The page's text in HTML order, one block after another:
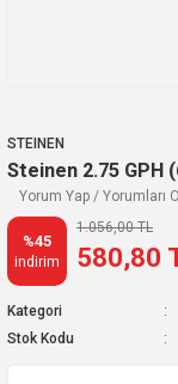
STEINEN
Steinen 2.75 GPH
Yorum Yap / Yorumları
%45
indirim
1.056,00 TL
580,80
Kategori
Stok Kodu